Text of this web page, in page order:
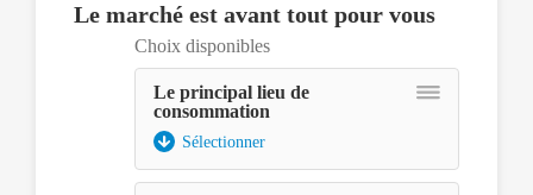
barre
Le marché est avant tout pour vous
Choix disponibles
Le principal lieu de
consommation
Sélectionner